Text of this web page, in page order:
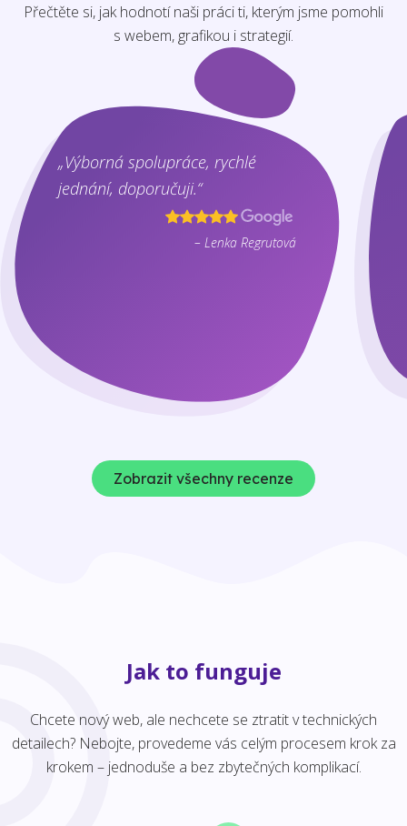
Přečtěte si, jak hodnotí naši práci ti, kterým jsme pomohli
s webem, grafikou i strategií.
„Výborná spolupráce, rychlé
jednání, doporučuji.“
– Lenka Regrutová
Zobrazit všechny recenze
Jak to funguje
Chcete nový web, ale nechcete se ztratit v technických
detailech? Nebojte, provedeme vás celým procesem krok za
krokem – jednoduše a bez zbytečných komplikací.